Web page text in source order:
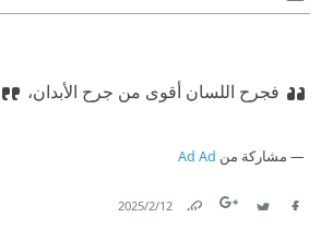
فجرح اللسان أقوى من جرح الأبدان،
مشاركة من Ad Ad
12‏/2‏/2025